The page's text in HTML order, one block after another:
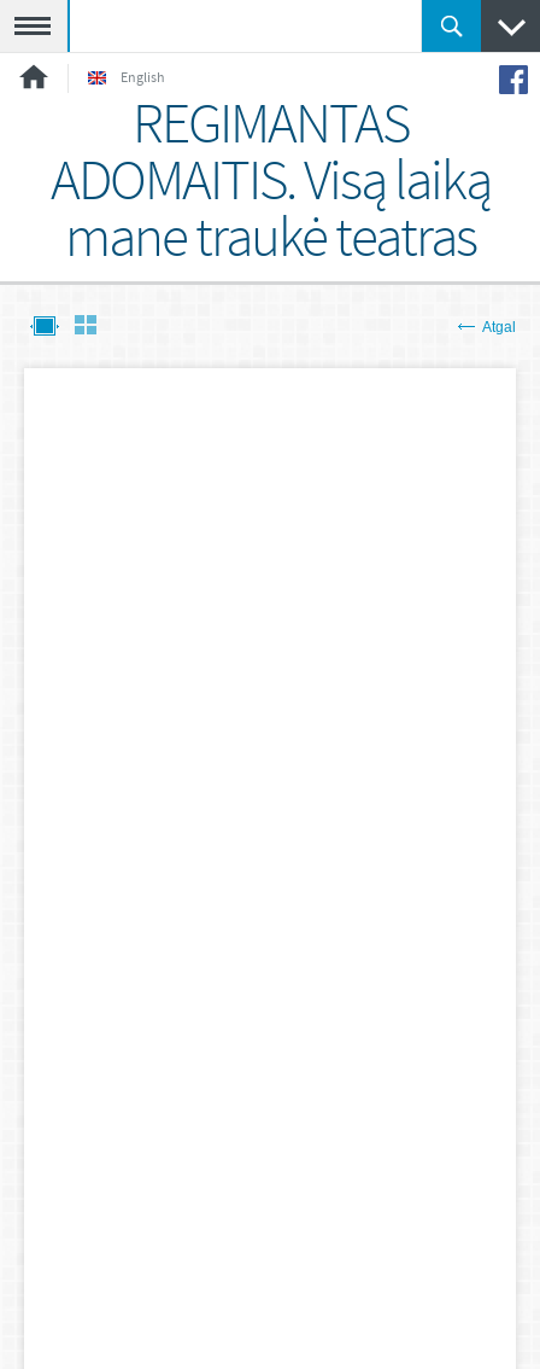
English
REGIMANTAS
ADOMAITIS. Visą laiką
mane traukė teatras
Atgal